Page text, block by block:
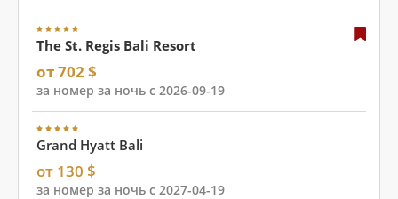
The St. Regis Bali Resort
от 702 $
за номер за ночь с 2026-09-19
Grand Hyatt Bali
от 130 $
за номер за ночь с 2027-04-19